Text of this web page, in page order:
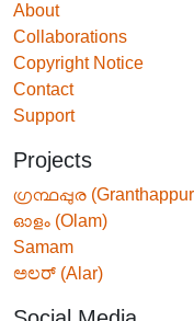
About
Collaborations
Copyright Notice
Contact
Support
Projects
ഗ്രന്ഥപ്പുര
ഓളം (Olam)
Samam
ಅಲರ್ (Alar)